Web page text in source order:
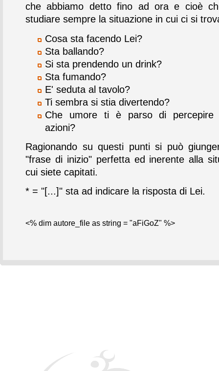
che abbiamo detto fino ad ora e cioè
studiare sempre la situazione in cui ci si
Cosa sta facendo Lei?
Sta ballando?
Si sta prendendo un drink?
Sta fumando?
E' seduta al tavolo?
Ti sembra si stia divertendo?
Che umore ti è parso di percepire
azioni?
Ragionando su questi punti si può
"frase di inizio" perfetta ed inerente alla
cui siete capitati.
* = "[...]" sta ad indicare la risposta di Lei.
<% dim autore_file as string = "aFiGoZ" %>